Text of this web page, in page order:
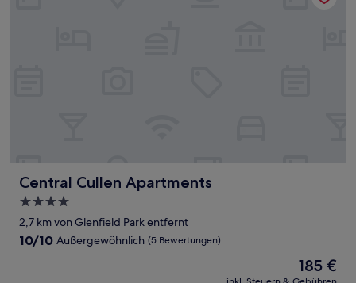
Central Cullen Apartments
Central Cullen Apartments
4.0-
Sterne-
Unterkunft
2,7 km von Glenfield Park entfernt
10.0
10/10 Außergewöhnlich (5 Bewertungen)
Der
Preis
185 €